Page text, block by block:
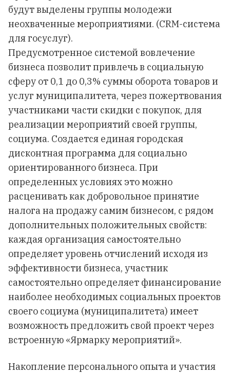
будут выделены группы молодежи
неохваченные мероприятиями. (CRM-система
для госуслуг).
Предусмотренное системой вовлечение
бизнеса позволит привлечь в социальную
сферу от 0,1 до 0,3% суммы оборота товаров и
услуг муниципалитета, через пожертвования
участниками части скидки с покупок, для
реализации мероприятий своей группы,
социума. Создается единая городская
дисконтная программа для социально
ориентированного бизнеса. При
определенных условиях это можно
расценивать как добровольное принятие
налога на продажу самим бизнесом, с рядом
дополнительных положительных свойств:
каждая организация самостоятельно
определяет уровень отчислений исходя из
эффективности бизнеса, участник
самостоятельно определяет финансирование
наиболее необходимых социальных проектов
своего социума (муниципалитета) имеет
возможность предложить свой проект через
встроенную «Ярмарку мероприятий».
Накопление персонального опыта и участия